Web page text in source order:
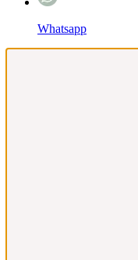
Whatsapp